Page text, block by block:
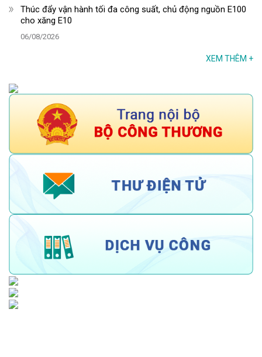
Thúc đẩy vận hành tối đa công suất, chủ động nguồn E100
cho xăng E10
06/08/2026
XEM THÊM +